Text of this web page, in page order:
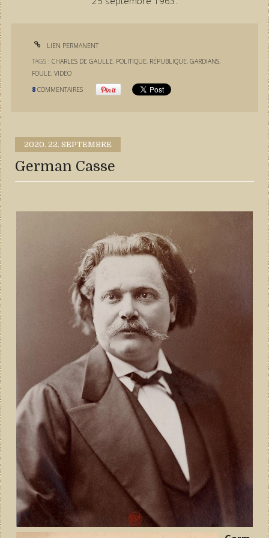
LIEN PERMANENT
TAGS :CHARLES DE GAULLE, POLITIQUE, RÉPUBLIQUE,GARDIANS,
FOULE,VIDEO
8 COMMENTAIRES
2020. 22. SEPTEMBRE
German Casse